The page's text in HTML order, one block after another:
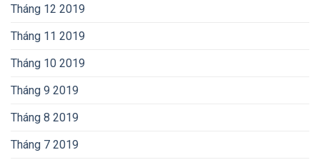
Tháng 12 2019
Tháng 11 2019
Tháng 10 2019
Tháng 9 2019
Tháng 8 2019
Tháng 7 2019